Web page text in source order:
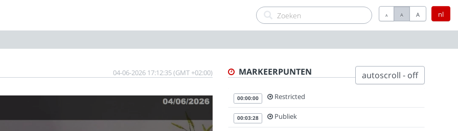
nl
A A A
04-06-2026 17:12:35 (GMT +02:00) MARKEERPUNTEN autoscroll - off
00:00:00 Restricted
00:03:28 Publiek